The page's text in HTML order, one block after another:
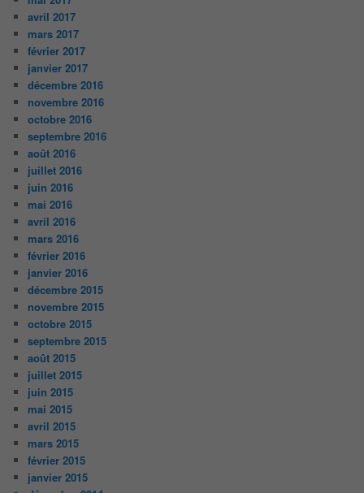
avril 2017
mars 2017
février 2017
janvier 2017
décembre 2016
novembre 2016
octobre 2016
septembre 2016
août 2016
juillet 2016
juin 2016
mai 2016
avril 2016
mars 2016
février 2016
janvier 2016
décembre 2015
novembre 2015
octobre 2015
septembre 2015
août 2015
juillet 2015
juin 2015
mai 2015
avril 2015
mars 2015
février 2015
janvier 2015